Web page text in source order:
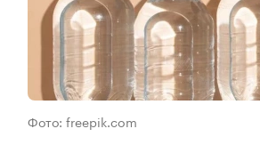
Фото: freepik.com